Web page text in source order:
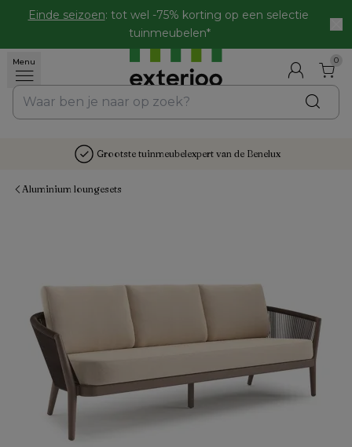
Einde seizoen: tot wel -75% korting op een selectie
tuinmeubelen*
Menu 0
Grootste tuinmeubelexpert van de Benelux
Aluminium loungesets